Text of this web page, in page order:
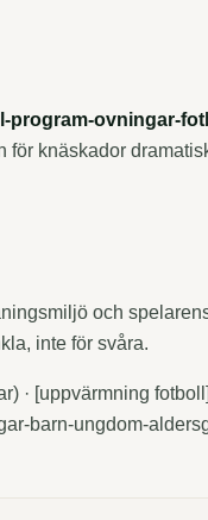
program-ovningar-
knäskador
och
inte för svåra.
· [uppvärmning
barn-ungdom-